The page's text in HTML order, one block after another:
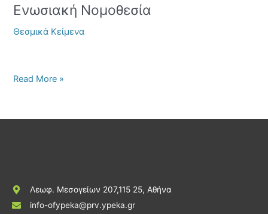
Ενωσιακή Νομοθεσία
Θεσμικά Κείμενα
Ενωσιακή
Read More »
Λεωφ. Μεσογείων 207,115 25, Αθήνα
info-ofypeka@prv.ypeka.gr